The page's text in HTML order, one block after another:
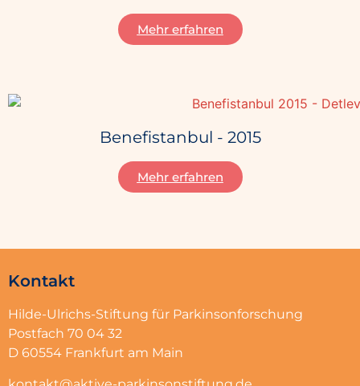
Mehr erfahren
Benefistanbul - 2015
Mehr erfahren
Kontakt
Hilde-Ulrichs-Stiftung für Parkinsonforschung
Postfach 70 04 32
D 60554 Frankfurt am Main